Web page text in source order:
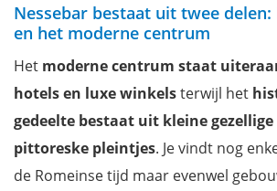
Nessebar bestaat uit twee
en het moderne centrum
Het moderne centrum staat
hotels en luxe winkelsterwijl het
gedeelte bestaat uit kleine
pittoreske pleintjes. Je vindt nog
de Romeinse tijd maar evenwel